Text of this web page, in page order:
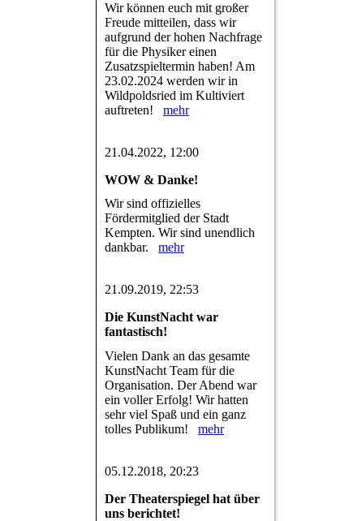
Wir können euch mit großer
Freude mitteilen, dass wir
aufgrund der hohen Nachfrage
für die Physiker einen
Zusatzspieltermin haben! Am
23.02.2024 werden wir in
Wildpoldsried im Kultiviert
auftreten! mehr
21.04.2022, 12:00
WOW & Danke!
Wir sind offizielles
Fördermitglied der Stadt
Kempten. Wir sind unendlich
dankbar. mehr
21.09.2019, 22:53
Die KunstNacht war
fantastisch!
Vielen Dank an das gesamte
KunstNacht Team für die
Organisation. Der Abend war
ein voller Erfolg! Wir hatten
sehr viel Spaß und ein ganz
tolles Publikum! mehr
05.12.2018, 20:23
Der Theaterspiegel hat über
uns berichtet!